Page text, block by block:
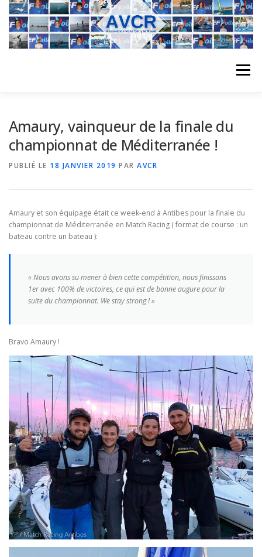
Aller
contenu
Menu
Amaury, vainqueur de la finale du
championnat de Méditerranée !
PUBLIÉ LE 18 JANVIER 2019 PAR AVCR
Amaury et son équipage était ce week-end à Antibes pour la finale du
championnat de Méditerranée en Match Racing ( format de course : un
bateau contre un bateau ):
« Nous avons su mener à bien cette compétition, nous finissons
1er avec 100% de victoires, ce qui est de bonne augure pour la
suite du championnat. We stay strong ! »
Bravo Amaury !